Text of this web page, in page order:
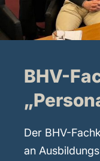
BHV-
Der BHV-
an